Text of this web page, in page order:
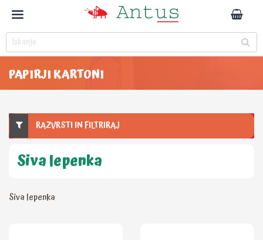
PAPIRJI KARTONI
RAZVRSTI IN FILTRIRAJ
Siva lepenka
Siva lepenka